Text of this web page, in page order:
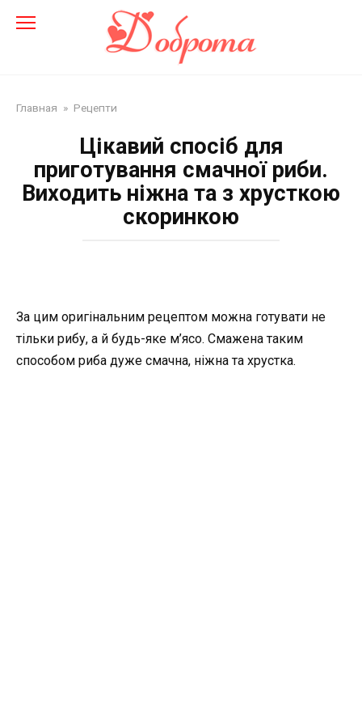
Главная » Рецепти
Цікавий спосіб для
приготування смачної риби.
Виходить ніжна та з хрусткою
скоринкою
За цим оригінальним рецептом можна готувати не
тільки рибу, а й будь-яке м’ясо. Смажена таким
способом риба дуже смачна, ніжна та хрустка.